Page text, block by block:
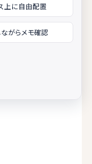
上に自由配置
がらメモ確認